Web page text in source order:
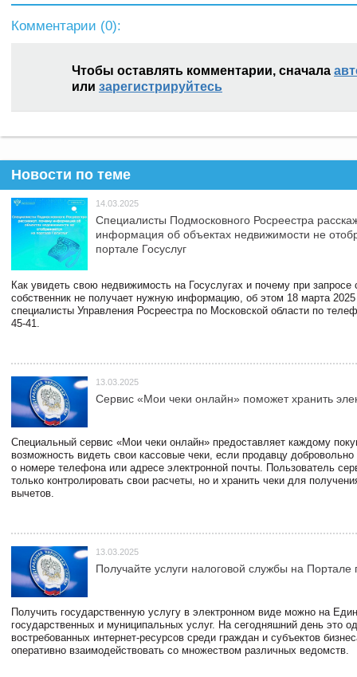
Комментарии (0):
Чтобы оставлять комментарии, сначала
или зарегистрируйтесь
Новости по теме
14.03.2025
Специалисты Подмосковного Росреестра
информация об объектах недвижимости не
портале Госуслуг
Как увидеть свою недвижимость на Госуслугах и почему при запросе
собственник не получает нужную информацию, об этом 18 марта 2025
специалисты Управления Росреестра по Московской области по
45-41.
13.03.2025
Сервис «Мои чеки онлайн» поможет хранить
Специальный сервис «Мои чеки онлайн» предоставляет каждому
возможность видеть свои кассовые чеки, если продавцу
о номере телефона или адресе электронной почты. Пользователь
только контролировать свои расчеты, но и хранить чеки для
вычетов.
13.03.2025
Получайте услуги налоговой службы на Портале
Получить государственную услугу в электронном виде можно на
государственных и муниципальных услуг. На сегодняшний день это
востребованных интернет-ресурсов среди граждан и субъектов
оперативно взаимодействовать со множеством различных ведомств.